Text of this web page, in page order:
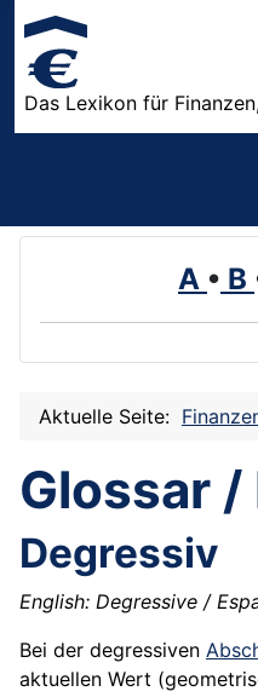
Das Lexikon für
A • B
Aktuelle Seite:
Glossar /
Degressiv
English: Degressive /
Bei der degressiven
aktuellen Wert